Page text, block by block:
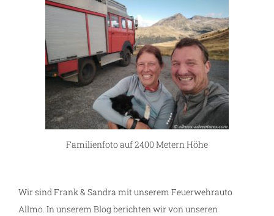
Familienfoto auf 2400 Metern Höhe
Wir sind Frank & Sandra mit unserem Feuerwehrauto
Allmo. In unserem Blog berichten wir von unseren